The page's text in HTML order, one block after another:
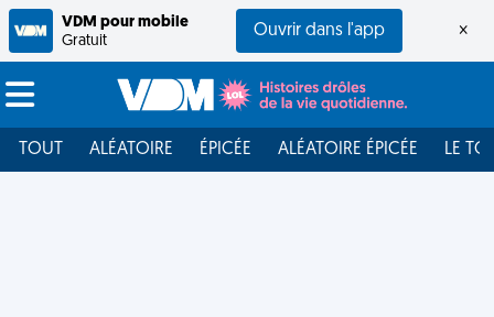
VDM pour mobile
Gratuit
Ouvrir dans l'app ×
TOUT ALÉATOIRE ÉPICÉE ALÉATOIRE ÉPICÉE LE